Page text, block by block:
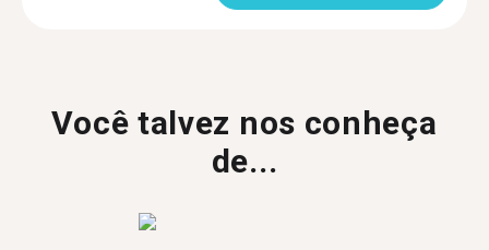
Você talvez nos conheça
de...